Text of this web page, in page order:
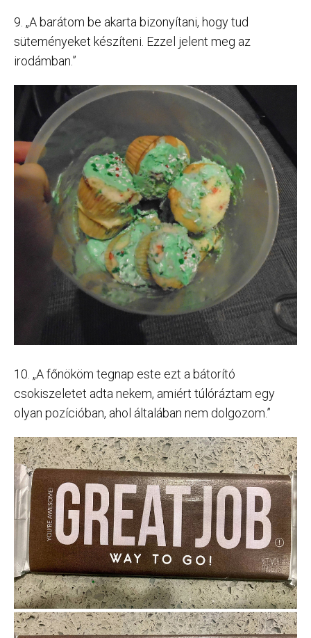
9. „A barátom be akarta bizonyítani, hogy tud
süteményeket készíteni. Ezzel jelent meg az
irodámban.”
10. „A főnököm tegnap este ezt a bátorító
csokiszeletet adta nekem, amiért túlóráztam egy
olyan pozícióban, ahol általában nem dolgozom.”